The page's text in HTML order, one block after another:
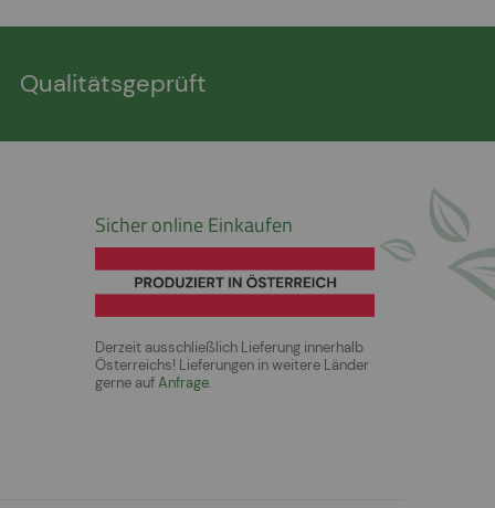
Qualitätsgeprüft
Sicher online Einkaufen
Derzeit ausschließlich Lieferung innerhalb
Österreichs! Lieferungen in weitere Länder
gerne aufAnfrage.